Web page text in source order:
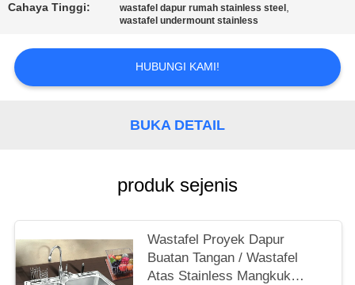
Cahaya Tinggi: wastafel dapur rumah stainless steel ,
wastafel undermount stainless
HUBUNGI KAMI!
BUKA DETAIL
produk sejenis
Wastafel Proyek Dapur
Buatan Tangan / Wastafel
Atas Stainless Mangkuk